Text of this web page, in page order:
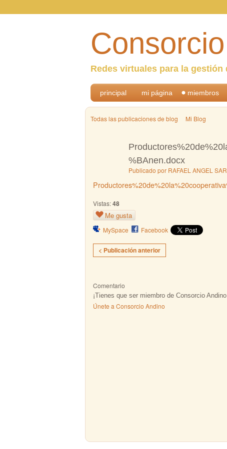
Redes virtuales para la
principal mi página miembros
Todas las publicaciones de blog Mi Blog
%BAnen.docx
Publicado por RAFAEL ANGEL
Vistas:48
Me gusta
MySpace Facebook
< Publicación anterior
Comentario
¡Tienes que ser miembro de Consorcio
Únete a Consorcio Andino